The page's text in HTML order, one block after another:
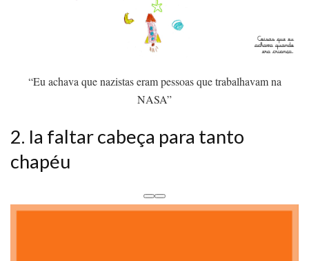
“Eu achava que nazistas eram pessoas que trabalhavam na
NASA”
2. Ia faltar cabeça para tanto
chapéu